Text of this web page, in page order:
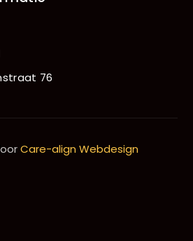
76
Care-align Webdesign